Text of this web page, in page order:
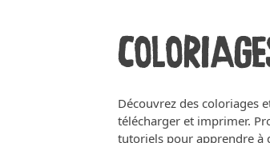
Découvrez des coloriages
télécharger et imprimer.
tutoriels pour apprendre à